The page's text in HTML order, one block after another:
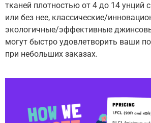
тканей плотностью от 4 до 14 унций
или без нее, классические/
экологичные/эффективные
могут быстро удовлетворить ваши
при небольших заказах.